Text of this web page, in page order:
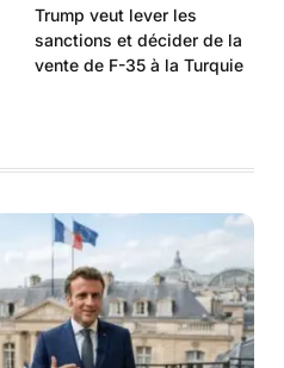
Trump veut lever les
sanctions et décider de la
vente de F-35 à la Turquie